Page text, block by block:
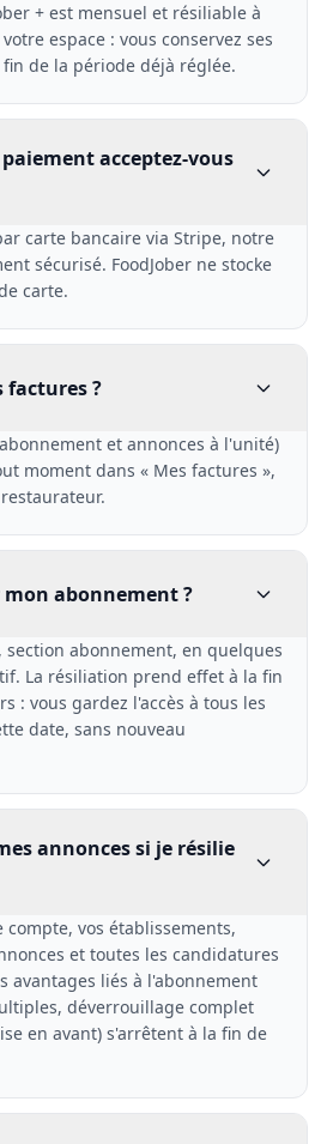
+ est mensuel et résiliable à
espace : vous conservez ses
de la période déjà réglée.
acceptez-vous
carte bancaire via Stripe, notre
sécurisé. FoodJober ne stocke
carte.
factures ?
et annonces à l'unité)
moment dans « Mes factures »,
abonnement ?
section abonnement, en quelques
La résiliation prend effet à la fin
: vous gardez l'accès à tous les
date, sans nouveau
annonces si je résilie
compte, vos établissements,
et toutes les candidatures
avantages liés à l'abonnement
déverrouillage complet
en avant) s'arrêtent à la fin de